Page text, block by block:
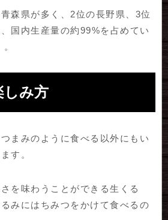
森県が多く、2位の長野県、3位
国内生産量の約99%を占めてい
しみ方
まみのように食べる以外にもい
す。
を味わうことができる生くる
みにはちみつをかけて食べるの